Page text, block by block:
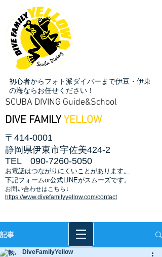
初心者からフォト派ダイバーまで伊豆・伊東
の海ならお任せください！
SCUBA DIVING Guide&School
DIVE FAMILY YELLOW
〒414-0001
静岡県伊東市宇佐美424-2
TEL 090-7260-5050
お電話はつながりにくいことがあります。
​下記フォームor公式LINEがスムーズです。
お問い合わせはこちら↓
https://www.divefamilyyellow.com/contact
記事
DiveFamilyYellow